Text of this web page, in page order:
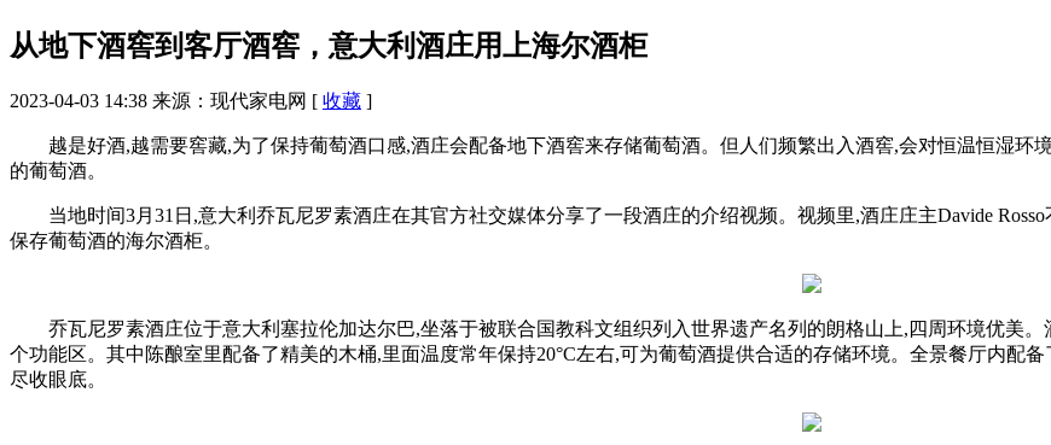
从地下酒窖到客厅酒窖，意大利酒庄用上海尔酒柜
2023-04-03 14:38 来源：现代家电网 [ 收藏 ]
越是好酒,越需要窖藏,为了保持葡萄酒口感,酒庄会配备地下酒窖来存储葡萄酒。但人们频繁出入酒窖,会对恒温恒湿
的葡萄酒。
当地时间3月31日,意大利乔瓦尼罗素酒庄在其官方社交媒体分享了一段酒庄的介绍视频。视频里,酒庄庄主Davide
保存葡萄酒的海尔酒柜。
乔瓦尼罗素酒庄位于意大利塞拉伦加达尔巴,坐落于被联合国教科文组织列入世界遗产名列的朗格山上,四周环境优美
个功能区。其中陈酿室里配备了精美的木桶,里面温度常年保持20°C左右,可为葡萄酒提供合适的存储环境。全景餐厅内配
尽收眼底。